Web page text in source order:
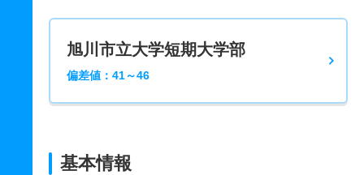
旭川市立大学短期大学部
偏差値：41～46
基本情報